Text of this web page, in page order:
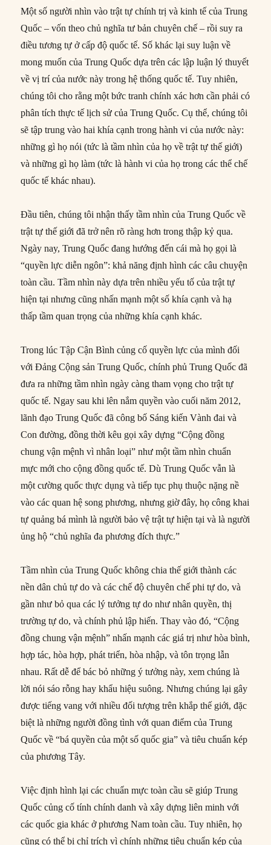
Một số người nhìn vào trật tự chính trị và kinh tế của Trung
Quốc – vốn theo chủ nghĩa tư bản chuyên chế – rồi suy ra
điều tương tự ở cấp độ quốc tế. Số khác lại suy luận về
mong muốn của Trung Quốc dựa trên các lập luận lý thuyết
về vị trí của nước này trong hệ thống quốc tế. Tuy nhiên,
chúng tôi cho rằng một bức tranh chính xác hơn cần phải có
phân tích thực tế lịch sử của Trung Quốc. Cụ thể, chúng tôi
sẽ tập trung vào hai khía cạnh trong hành vi của nước này:
những gì họ nói (tức là tầm nhìn của họ về trật tự thế giới)
và những gì họ làm (tức là hành vi của họ trong các thể chế
quốc tế khác nhau).
Đầu tiên, chúng tôi nhận thấy tầm nhìn của Trung Quốc về
trật tự thế giới đã trở nên rõ ràng hơn trong thập kỷ qua.
Ngày nay, Trung Quốc đang hướng đến cái mà họ gọi là
“quyền lực diễn ngôn”: khả năng định hình các câu chuyện
toàn cầu. Tầm nhìn này dựa trên nhiều yếu tố của trật tự
hiện tại nhưng cũng nhấn mạnh một số khía cạnh và hạ
thấp tầm quan trọng của những khía cạnh khác.
Trong lúc Tập Cận Bình củng cố quyền lực của mình đối
với Đảng Cộng sản Trung Quốc, chính phủ Trung Quốc đã
đưa ra những tầm nhìn ngày càng tham vọng cho trật tự
quốc tế. Ngay sau khi lên nắm quyền vào cuối năm 2012,
lãnh đạo Trung Quốc đã công bố Sáng kiến Vành đai và
Con đường, đồng thời kêu gọi xây dựng “Cộng đồng
chung vận mệnh vì nhân loại” như một tầm nhìn chuẩn
mực mới cho cộng đồng quốc tế. Dù Trung Quốc vẫn là
một cường quốc thực dụng và tiếp tục phụ thuộc nặng nề
vào các quan hệ song phương, nhưng giờ đây, họ công khai
tự quảng bá mình là người bảo vệ trật tự hiện tại và là người
ủng hộ “chủ nghĩa đa phương đích thực.”
Tầm nhìn của Trung Quốc không chia thế giới thành các
nền dân chủ tự do và các chế độ chuyên chế phi tự do, và
gần như bỏ qua các lý tưởng tự do như nhân quyền, thị
trường tự do, và chính phủ lập hiến. Thay vào đó, “Cộng
đồng chung vận mệnh” nhấn mạnh các giá trị như hòa bình,
hợp tác, hòa hợp, phát triển, hòa nhập, và tôn trọng lẫn
nhau. Rất dễ để bác bỏ những ý tưởng này, xem chúng là
lời nói sáo rỗng hay khẩu hiệu suông. Nhưng chúng lại gây
được tiếng vang với nhiều đối tượng trên khắp thế giới, đặc
biệt là những người đồng tình với quan điểm của Trung
Quốc về “bá quyền của một số quốc gia” và tiêu chuẩn kép
của phương Tây.
Việc định hình lại các chuẩn mực toàn cầu sẽ giúp Trung
Quốc củng cố tính chính danh và xây dựng liên minh với
các quốc gia khác ở phương Nam toàn cầu. Tuy nhiên, họ
cũng có thể bị chỉ trích vì chính những tiêu chuẩn kép của